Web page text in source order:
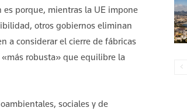
es porque, mientras la UE impone
otros gobiernos eliminan
a considerar el cierre de fábricas
robusta» que equilibre la
sociales y de